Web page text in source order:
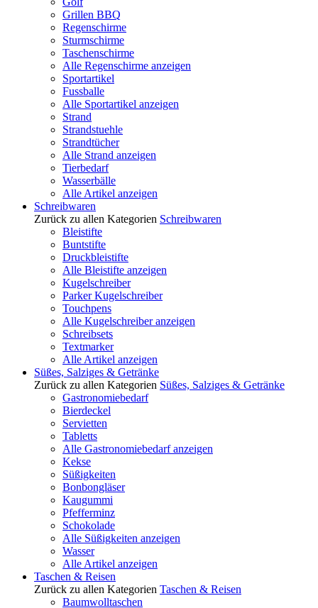
Grillen BBQ
Regenschirme
Sturmschirme
Taschenschirme
Alle Regenschirme anzeigen
Sportartikel
Fussballe
Alle Sportartikel anzeigen
Strand
Strandstuehle
Strandtücher
Alle Strand anzeigen
Tierbedarf
Wasserbälle
Alle Artikel anzeigen
Schreibwaren
Zurück zu allen Kategorien Schreibwaren
Bleistifte
Buntstifte
Druckbleistifte
Alle Bleistifte anzeigen
Kugelschreiber
Parker Kugelschreiber
Touchpens
Alle Kugelschreiber anzeigen
Schreibsets
Textmarker
Alle Artikel anzeigen
Süßes, Salziges & Getränke
Zurück zu allen Kategorien Süßes, Salziges & Getränke
Gastronomiebedarf
Bierdeckel
Servietten
Tabletts
Alle Gastronomiebedarf anzeigen
Kekse
Süßigkeiten
Bonbongläser
Kaugummi
Pfefferminz
Schokolade
Alle Süßigkeiten anzeigen
Wasser
Alle Artikel anzeigen
Taschen & Reisen
Zurück zu allen Kategorien Taschen & Reisen
Baumwolltaschen